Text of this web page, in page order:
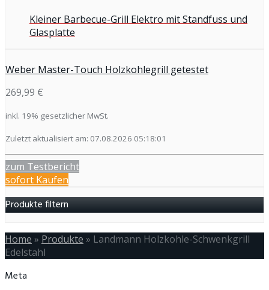
Kleiner Barbecue-Grill Elektro mit Standfuss und
Glasplatte
Weber Master-Touch Holzkohlegrill getestet
269,99 €
inkl. 19% gesetzlicher MwSt.
Zuletzt aktualisiert am: 07.08.2026 05:18:01
zum Testbericht
sofort Kaufen
Produkte filtern
Home » Produkte » Landmann Holzkohle-Schwenkgrill
Edelstahl
Meta